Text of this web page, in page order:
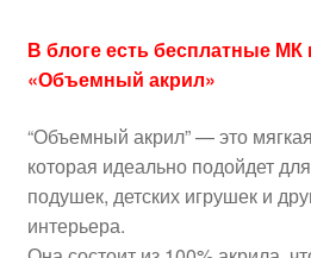
В блоге есть бесплатные МК
«Объемный акрил»
“Объемный акрил” — это
которая идеально подойдет
подушек, детских игрушек и
интерьера.